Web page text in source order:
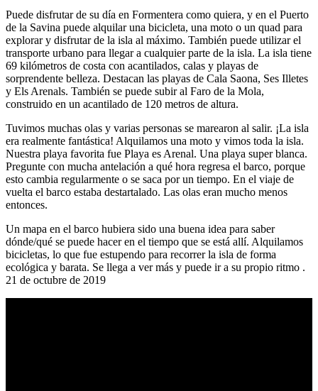
Puede disfrutar de su día en Formentera como quiera, y en el Puerto
de la Savina puede alquilar una bicicleta, una moto o un quad para
explorar y disfrutar de la isla al máximo. También puede utilizar el
transporte urbano para llegar a cualquier parte de la isla. La isla tiene
69 kilómetros de costa con acantilados, calas y playas de
sorprendente belleza. Destacan las playas de Cala Saona, Ses Illetes
y Els Arenals. También se puede subir al Faro de la Mola,
construido en un acantilado de 120 metros de altura.
Tuvimos muchas olas y varias personas se marearon al salir. ¡La isla
era realmente fantástica! Alquilamos una moto y vimos toda la isla.
Nuestra playa favorita fue Playa es Arenal. Una playa super blanca.
Pregunte con mucha antelación a qué hora regresa el barco, porque
esto cambia regularmente o se saca por un tiempo. En el viaje de
vuelta el barco estaba destartalado. Las olas eran mucho menos
entonces.
Un mapa en el barco hubiera sido una buena idea para saber
dónde/qué se puede hacer en el tiempo que se está allí. Alquilamos
bicicletas, lo que fue estupendo para recorrer la isla de forma
ecológica y barata. Se llega a ver más y puede ir a su propio ritmo .
21 de octubre de 2019